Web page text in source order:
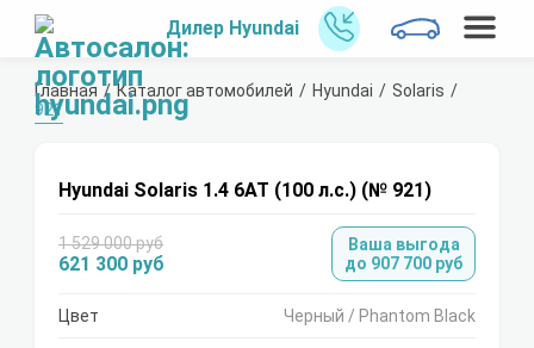
Дилер Hyundai
Главная Каталог автомобилей Hyundai
Solaris
921
Hyundai Solaris 1.4 6АТ (100 л.с.) (№ 921)
1 529 000 руб
621 300 руб
Ваша выгода
до 907 700 руб
Цвет Черный / Phantom Black